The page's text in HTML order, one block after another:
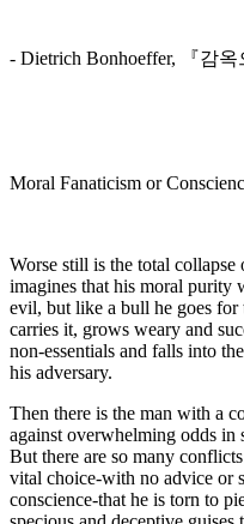
- Dietrich Bonhoeffer, 『감
Moral Fanaticism or
Worse still is the total
imagines that his moral purity
evil, but like a bull he goes for
carries it, grows weary and
non-essentials and falls into
his adversary.
Then there is the man with a
against overwhelming odds in
But there are so many
vital choice-with no advice or
conscience-that he is torn to